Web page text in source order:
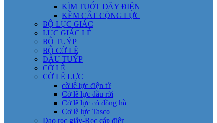
KÌM TUỐT DÂY ĐIỆN
KỀM CẮT CỘNG LỰC
BỘ LỤC GIÁC
LỤC GIÁC LẺ
BỘ TUÝP
BỘ CỜ LÊ
ĐẦU TUÝP
CỜ LÊ
CỜ LÊ LỰC
cờ lê lực điện tử
Cờ lê lực đầu rời
Cờ lê lực có đồng hồ
Cơ lê lực Tasco
Dao rọc giấy-Rọc cáp điện